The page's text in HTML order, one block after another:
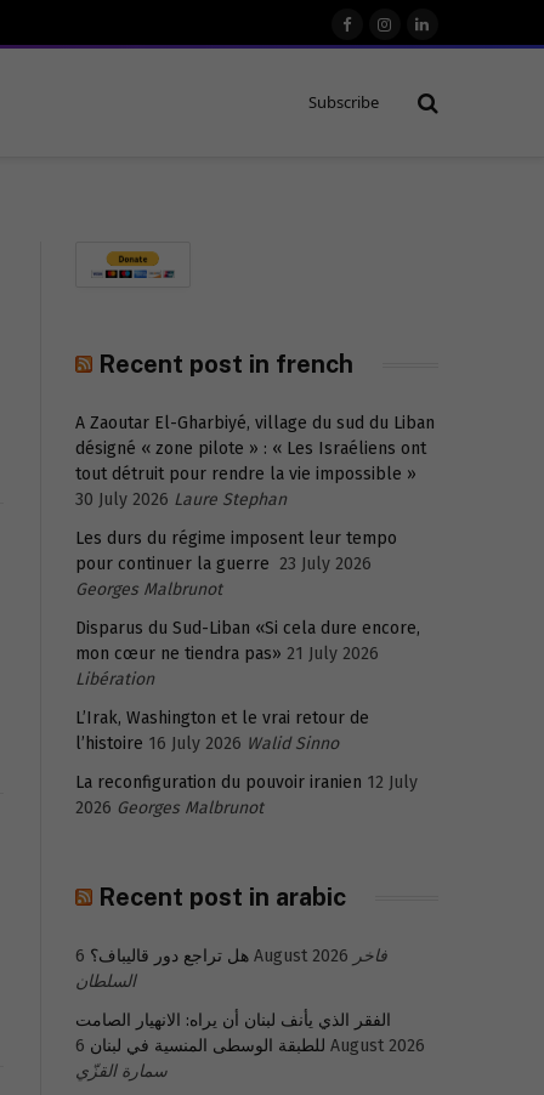
FacebookInstagram
LinkedIn
Subscribe
Recent post in french
A Zaoutar El-Gharbiyé, village du sud du Liban
désigné « zone pilote » : « Les Israéliens ont
tout détruit pour rendre la vie impossible »
30 July 2026 Laure Stephan
Les durs du régime imposent leur tempo
pour continuer la guerre 23 July 2026
Georges Malbrunot
Disparus du Sud-Liban «Si cela dure encore,
mon cœur ne tiendra pas» 21 July 2026
Libération
L’Irak, Washington et le vrai retour de
l’histoire 16 July 2026 Walid Sinno
La reconfiguration du pouvoir iranien 12 July
2026 Georges Malbrunot
Recent post in arabic
هل تراجع دور قاليباف؟ 6 August 2026 فاخر
السلطان
الفقر الذي يأنف لبنان أن يراه: الانهيار الصامت
للطبقة الوسطى المنسية في لبنان 6 August 2026
سمارة القزّي